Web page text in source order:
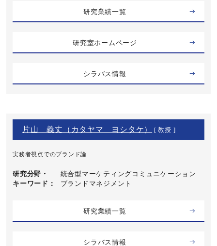
研究業績一覧
研究室ホームページ
シラバス情報
片山 義丈（カタヤマ ヨシタケ） [ 教授 ]
実務者視点でのブランド論
研究分野・
キーワード
統合型マーケティングコミュニケーション
ブランドマネジメント
研究業績一覧
シラバス情報